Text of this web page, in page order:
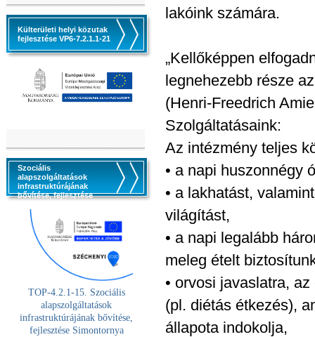
Külterületi helyi közutak
fejlesztése VP6-7.2.1.1-21
Szociális
alapszolgáltatások
infrastruktúrájának
bővítése, fejlesztése
TOP-4.2.1-15. Szociális
alapszolgáltatások
infrastruktúrájának bővítése,
fejlesztése Simontornya
lakóink számára.
„Kellőképpen
legnehezebb része
(Henri-Freedrich
Szolgáltatásaink:
Az intézmény teljes
• a napi huszonnégy
• a lakhatást,
világítást,
• a napi legalább
meleg ételt
• orvosi javaslatra,
(pl. diétás étkezés),
állapota indokolja,